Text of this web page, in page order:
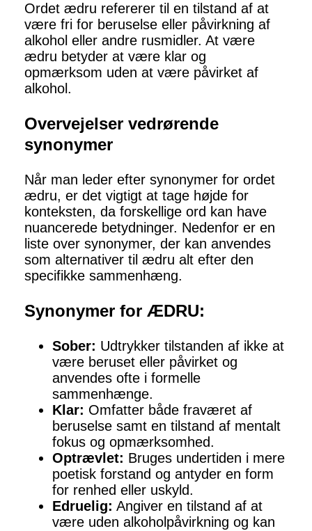
Ordet ædru refererer til en tilstand af at
være fri for beruselse eller påvirkning af
alkohol eller andre rusmidler. At være
ædru betyder at være klar og
opmærksom uden at være påvirket af
alkohol.
Overvejelser vedrørende
synonymer
Når man leder efter synonymer for ordet
ædru, er det vigtigt at tage højde for
konteksten, da forskellige ord kan have
nuancerede betydninger. Nedenfor er en
liste over synonymer, der kan anvendes
som alternativer til ædru alt efter den
specifikke sammenhæng.
Synonymer for ÆDRU:
Sober: Udtrykker tilstanden af ikke at
være beruset eller påvirket og
anvendes ofte i formelle
sammenhænge.
Klar: Omfatter både fraværet af
beruselse samt en tilstand af mentalt
fokus og opmærksomhed.
Optrævlet: Bruges undertiden i mere
poetisk forstand og antyder en form
for renhed eller uskyld.
Edruelig: Angiver en tilstand af at
være uden alkoholpåvirkning og kan